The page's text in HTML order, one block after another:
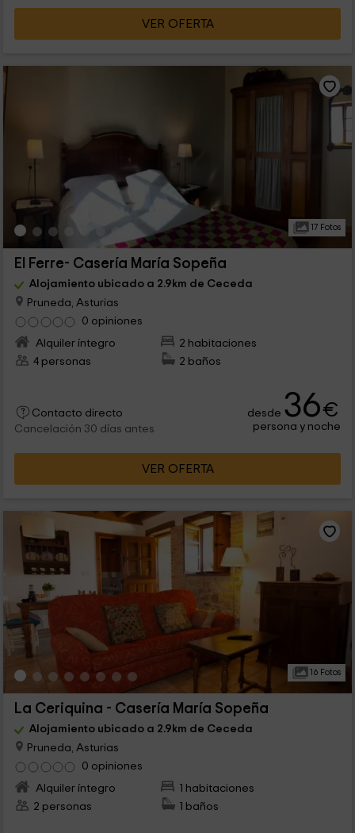
VER OFERTA
17 Fotos
El Ferre- Casería María Sopeña
Alojamiento ubicado a 2.9km de Ceceda
Pruneda, Asturias
0 opiniones
Alquiler íntegro
2 habitaciones
4 personas
2 baños
Contacto directo
Cancelación 30 días antes
desde 36€
persona y noche
VER OFERTA
16 Fotos
La Ceriquina - Casería María Sopeña
Alojamiento ubicado a 2.9km de Ceceda
Pruneda, Asturias
0 opiniones
Alquiler íntegro
1 habitaciones
2 personas
1 baños